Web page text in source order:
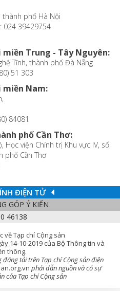
thành phố Hà Nội
024 39429754
Trung - Tây Nguyên:
Tĩnh, thành phố Đà Nẵng
51 303
Nam:
84081
phố Cần Thơ:
Học viện Chính trị Khu vực IV, số
phố Cần Thơ
ĐIỆN TỬ
GÓP Ý KIẾN
46138
về Tạp chí Cộng sản
14-10-2019 của Bộ Thông tin và
thông.
tải trên Tạp chí Cộng sản điện
phải dẫn nguồn và có sự
của Tạp chí Cộng sản